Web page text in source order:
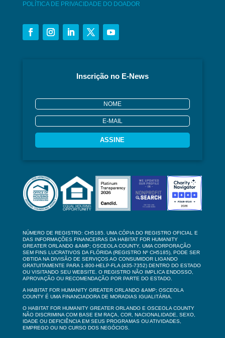
POLÍTICA DE PRIVACIDADE DO DOADOR
Inscrição no E-News
ASSINE
NÚMERO DE REGISTRO: CH5185. UMA CÓPIA DO REGISTRO OFICIAL E
DAS INFORMAÇÕES FINANCEIRAS DA HABITAT FOR HUMANITY
GREATER ORLANDO &AMP; OSCEOLA COUNTY, UMA CORPORAÇÃO
SEM FINS LUCRATIVOS DA FLÓRIDA (REGISTRO Nº CH5185), PODE SER
OBTIDA NA DIVISÃO DE SERVIÇOS AO CONSUMIDOR LIGANDO
GRATUITAMENTE PARA 1-800-HELP-FLA (435-7352) DENTRO DO ESTADO
OU VISITANDO SEU WEBSITE. O REGISTRO NÃO IMPLICA ENDOSSO,
APROVAÇÃO OU RECOMENDAÇÃO POR PARTE DO ESTADO.
A HABITAT FOR HUMANITY GREATER ORLANDO &AMP; OSCEOLA
COUNTY É UMA FINANCIADORA DE MORADIAS IGUALITÁRIA.
O HABITAT FOR HUMANITY GREATER ORLANDO E OSCEOLA COUNTY
NÃO DISCRIMINA COM BASE EM RAÇA, COR, NACIONALIDADE, SEXO,
IDADE OU DEFICIÊNCIA EM SEUS PROGRAMAS OU ATIVIDADES,
EMPREGO OU NO CURSO DOS NEGÓCIOS.